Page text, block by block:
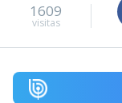
1609
visitas